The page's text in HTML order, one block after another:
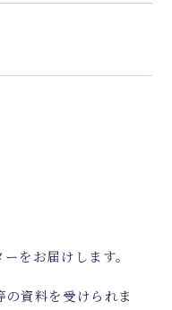
をお届けします。
資料を受けられま